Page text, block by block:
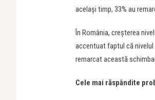
același timp, 33% au
În România, creșterea
accentuat faptul că
remarcat această
Cele mai răspândite